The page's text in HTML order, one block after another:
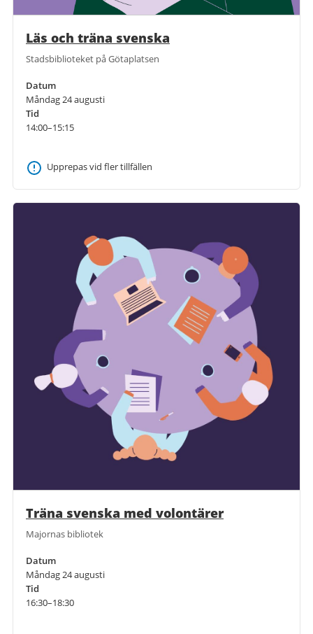
Läs och träna svenska
Stadsbiblioteket på Götaplatsen
Datum
Måndag 24 augusti
Tid
14:00–15:15
Upprepas vid fler tillfällen
Träna svenska med volontärer
Majornas bibliotek
Datum
Måndag 24 augusti
Tid
16:30–18:30